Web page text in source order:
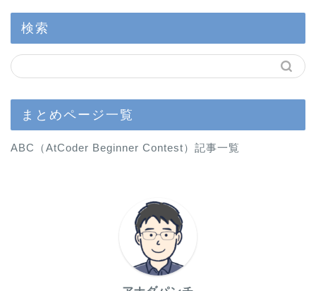
検索
まとめページ一覧
ABC（AtCoder Beginner Contest）記事一覧